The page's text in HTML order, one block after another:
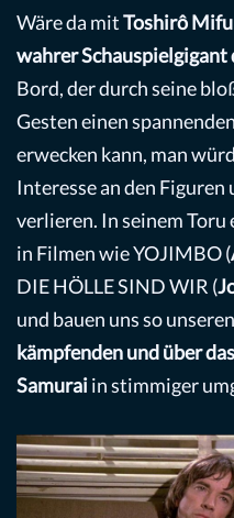
Wäre da mitToshirô
wahrer Schauspielgigant
Bord, der durch seine
Gesten einen
erwecken kann, man
Interesse an den
verlieren. In seinem
in Filmen wie YOJIMBO (
DIE HÖLLE SIND WIR (
und bauen uns so
kämpfenden und über
Samuraiin stimmiger